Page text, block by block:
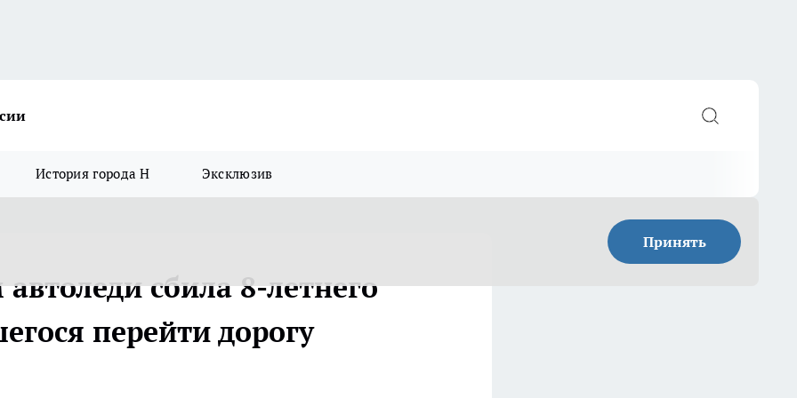
История города Н Эксклюзив
Принять
сбила 8-летнего
перейти дорогу